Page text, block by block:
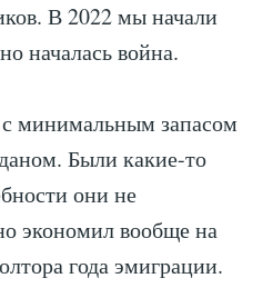
В 2022 мы начали
началась война.
минимальным запасом
Были какие-то
они не
экономил вообще на
года эмиграции.